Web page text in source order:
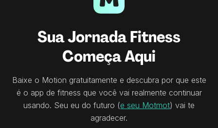
Sua Jornada Fitness
Começa Aqui
Baixe o Motion gratuitamente e descubra por que este
é o app de fitness que você vai realmente continuar
usando. Seu eu do futuro (e seu Motmot) vai te
agradecer.